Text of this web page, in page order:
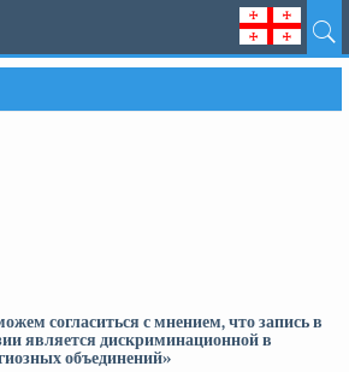
согласиться с мнением, что запись в
является дискриминационной в
объединений»